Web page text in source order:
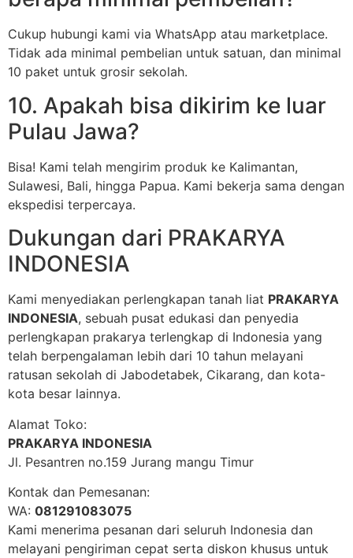
Cukup hubungi kami via WhatsApp atau marketplace.
Tidak ada minimal pembelian untuk satuan, dan minimal
10 paket untuk grosir sekolah.
10. Apakah bisa dikirim ke luar
Pulau Jawa?
Bisa! Kami telah mengirim produk ke Kalimantan,
Sulawesi, Bali, hingga Papua. Kami bekerja sama dengan
ekspedisi terpercaya.
Dukungan dari PRAKARYA
INDONESIA
Kami menyediakan perlengkapan tanah liat PRAKARYA
INDONESIA, sebuah pusat edukasi dan penyedia
perlengkapan prakarya terlengkap di Indonesia yang
telah berpengalaman lebih dari 10 tahun melayani
ratusan sekolah di Jabodetabek, Cikarang, dan kota-
kota besar lainnya.
Alamat Toko:
PRAKARYA INDONESIA
Jl. Pesantren no.159 Jurang mangu Timur
Kontak dan Pemesanan:
WA: 081291083075
Kami menerima pesanan dari seluruh Indonesia dan
melayani pengiriman cepat serta diskon khusus untuk